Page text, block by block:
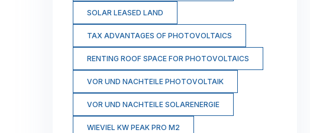
SOLAR LEASED LAND
TAX ADVANTAGES OF PHOTOVOLTAICS
RENTING ROOF SPACE FOR PHOTOVOLTAICS
VOR UND NACHTEILE PHOTOVOLTAIK
VOR UND NACHTEILE SOLARENERGIE
WIEVIEL KW PEAK PRO M2